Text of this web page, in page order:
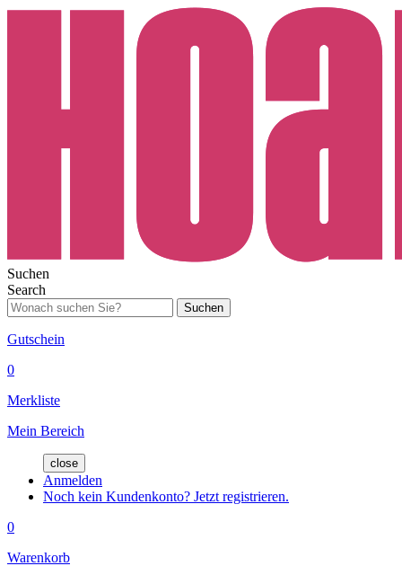
Suchen
Search
Suchen
Gutschein
0
Merkliste
Mein Bereich
close
Anmelden
Noch kein Kundenkonto? Jetzt registrieren.
0
Warenkorb